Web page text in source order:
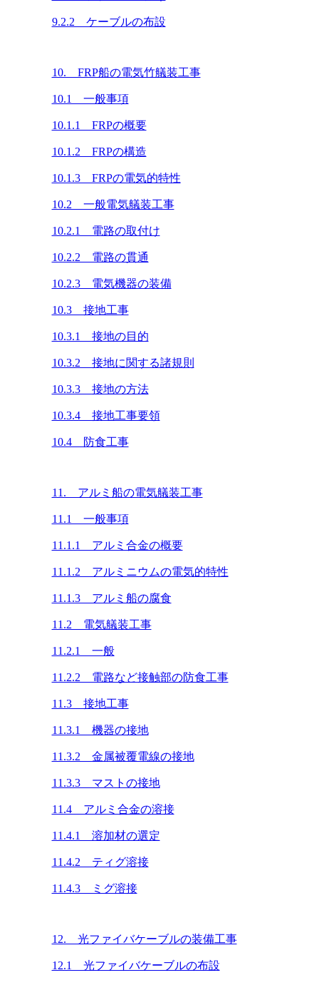
9.2.2 ケーブルの布設
10. FRP船の電気竹艤装工事
10.1 一般事項
10.1.1 FRPの概要
10.1.2 FRPの構造
10.1.3 FRPの電気的特性
10.2 一般電気艤装工事
10.2.1 電路の取付け
10.2.2 電路の貫通
10.2.3 電気機器の装備
10.3 接地工事
10.3.1 接地の目的
10.3.2 接地に関する諸規則
10.3.3 接地の方法
10.3.4 接地工事要領
10.4 防食工事
11. アルミ船の電気艤装工事
11.1 一般事項
11.1.1 アルミ合金の概要
11.1.2 アルミニウムの電気的特性
11.1.3 アルミ船の腐食
11.2 電気艤装工事
11.2.1 一般
11.2.2 電路など接触部の防食工事
11.3 接地工事
11.3.1 機器の接地
11.3.2 金属被覆電線の接地
11.3.3 マストの接地
11.4 アルミ合金の溶接
11.4.1 溶加材の選定
11.4.2 ティグ溶接
11.4.3 ミグ溶接
12. 光ファイバケーブルの装備工事
12.1 光ファイバケーブルの布設